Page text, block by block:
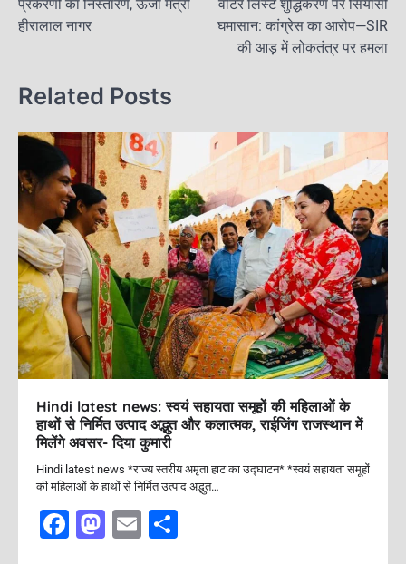
o
o
o
s
a
v
g
a
t
i
o
n
प्रकरणों का निस्तारण, ऊर्जा मंत्री
हीरालाल नागर
वोटर लिस्ट शुद्धिकरण पर सियासी
घमासान: कांग्रेस का आरोप—SIR
की आड़ में लोकतंत्र पर हमला
Related Posts
Hindi latest news: स्वयं सहायता समूहों की महिलाओं के
हाथों से निर्मित उत्पाद अद्भुत और कलात्मक, राईजिंग राजस्थान में
मिलेंगे अवसर- दिया कुमारी
Hindi latest news *राज्य स्तरीय अमृता हाट का उद्घाटन* *स्वयं सहायता समूहों
की महिलाओं के हाथों से निर्मित उत्पाद अद्भुत…
F
M E